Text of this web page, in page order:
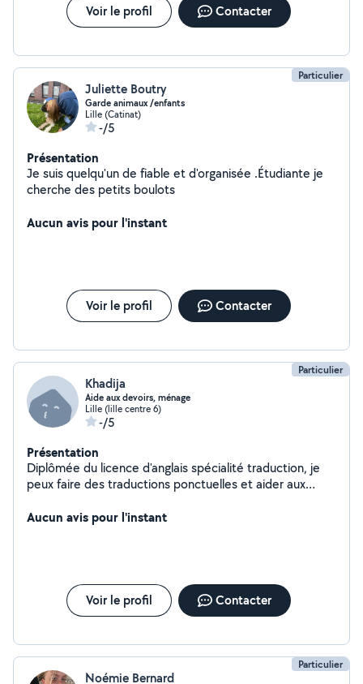
Voir le profil Contacter
Particulier
Juliette Boutry
Garde animaux /enfants
Lille (Catinat)
-/5
Présentation
Je suis quelqu'un de fiable et d'organisée .Étudiante je
cherche des petits boulots
Aucun avis pour l'instant
Voir le profil Contacter
Particulier
Khadija
Aide aux devoirs, ménage
Lille (lille centre 6)
-/5
Présentation
Diplômée du licence d'anglais spécialité traduction, je
peux faire des traductions ponctuelles et aider aux
à la location à 30 la journée, sur le secteur de la
Aucun avis pour l'instant
Voir le profil Contacter
Particulier
Noémie Bernard